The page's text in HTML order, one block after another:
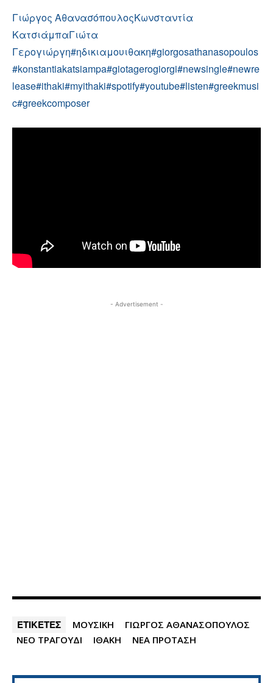
Γιώργος ΑθανασόπουλοςΚωνσταντία
ΚατσιάμπαΓιώτα
Γερογιώργη#ηδικιαμουιθακη#giorgosathanasopoulos
#konstantiakatsiampa#giotagerogiorgi#newsingle#newre
lease#ithaki#myithaki#spotify#youtube#listen#greekmusi
c#greekcomposer
- Advertisement -
ΕΤΙΚΕΤΕΣ ΜΟΥΣΙΚΗ
ΓΙΩΡΓΟΣ ΑΘΑΝΑΣΟΠΟΥΛΟΣ
ΝΕΟ ΤΡΑΓΟΥΔΙ
ΙΘΑΚΗ ΝΕΑ ΠΡΟΤΑΣΗ